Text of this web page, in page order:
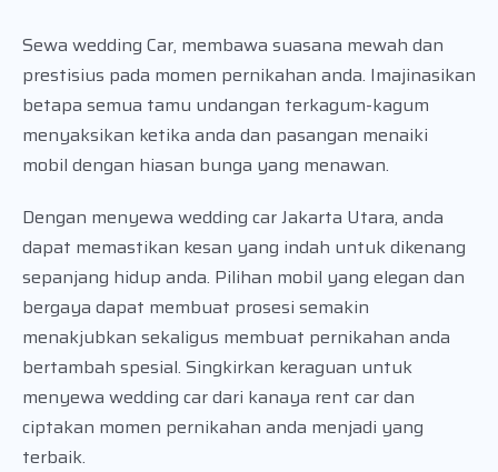
Sewa wedding Car, membawa suasana mewah dan
prestisius pada momen pernikahan anda. Imajinasikan
betapa semua tamu undangan terkagum-kagum
menyaksikan ketika anda dan pasangan menaiki
mobil dengan hiasan bunga yang menawan.
Dengan menyewa wedding car Jakarta Utara, anda
dapat memastikan kesan yang indah untuk dikenang
sepanjang hidup anda. Pilihan mobil yang elegan dan
bergaya dapat membuat prosesi semakin
menakjubkan sekaligus membuat pernikahan anda
bertambah spesial. Singkirkan keraguan untuk
menyewa wedding car dari kanaya rent car dan
ciptakan momen pernikahan anda menjadi yang
terbaik.